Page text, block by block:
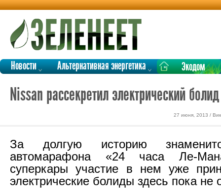
Новости Альтернативная энергетика Экодом
Nissan рассекретил электрический
27 июня, 2013 /
За долгую историю
автомарафона «24 часа Ле-
суперкары участие в нем уже
электрические болиды здесь пока не